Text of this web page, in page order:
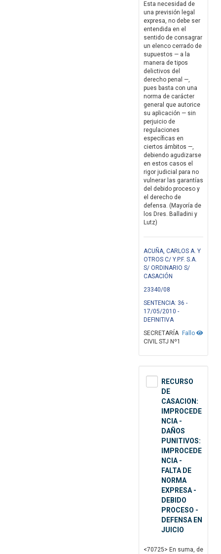
Esta necesidad de
una previsión legal
expresa, no debe ser
entendida en el
sentido de consagrar
un elenco cerrado de
supuestos — a la
manera de tipos
delictivos del
derecho penal —,
pues basta con una
norma de carácter
general que autorice
su aplicación — sin
perjuicio de
regulaciones
específicas en
ciertos ámbitos —,
debiendo agudizarse
en estos casos el
rigor judicial para no
vulnerar las garantías
del debido proceso y
el derecho de
defensa. (Mayoría de
los Dres. Balladini y
Lutz)
ACUÑA, CARLOS A. Y
OTROS C/ Y.P.F. S.A.
S/ ORDINARIO S/
CASACIÓN
23340/08
SENTENCIA: 36 -
17/05/2010 -
DEFINITIVA
Fallo
SECRETARÍA
CIVIL STJ Nº1
RECURSO
DE
CASACION:
IMPROCEDE
NCIA -
DAÑOS
PUNITIVOS:
IMPROCEDE
NCIA -
FALTA DE
NORMA
EXPRESA -
DEBIDO
PROCESO -
DEFENSA EN
JUICIO
<70725> En suma, de